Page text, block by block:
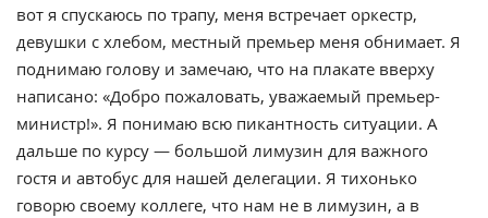
вот я спускаюсь по трапу, меня встречает оркестр,
девушки с хлебом, местный премьер меня обнимает. Я
поднимаю голову и замечаю, что на плакате вверху
написано: «Добро пожаловать, уважаемый премьер-
министр!». Я понимаю всю пикантность ситуации. А
дальше по курсу — большой лимузин для важного
гостя и автобус для нашей делегации. Я тихонько
говорю своему коллеге, что нам не в лимузин, а в